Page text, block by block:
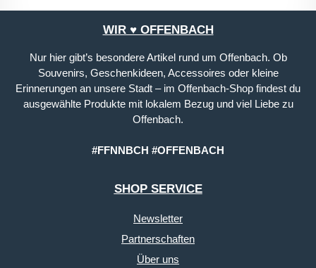
WIR ♥ OFFENBACH
Nur hier gibt’s besondere Artikel rund um Offenbach. Ob
Souvenirs, Geschenkideen, Accessoires oder kleine
Erinnerungen an unsere Stadt – im Offenbach-Shop findest du
ausgewählte Produkte mit lokalem Bezug und viel Liebe zu
Offenbach.
#FFNNBCH #OFFENBACH
SHOP SERVICE
Newsletter
Partnerschaften
Über uns